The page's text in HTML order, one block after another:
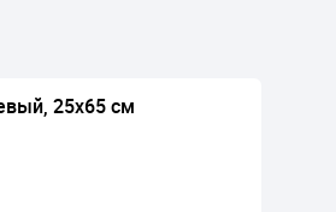
25х65 см